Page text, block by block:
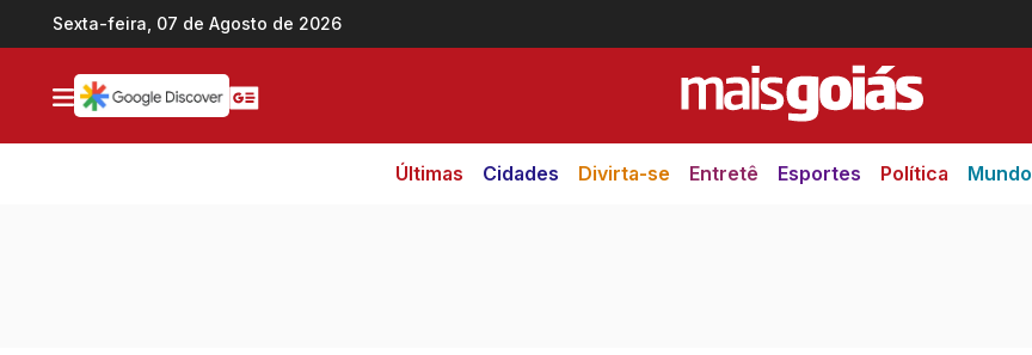
Ir direto pro conteúdo
Sexta-feira, 07 de Agosto de 2026
Últimas Cidades Divirta-se Entretê Esportes Política Mundo